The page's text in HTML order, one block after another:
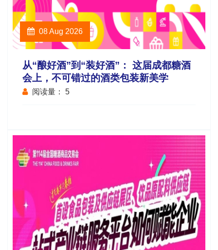
08 Aug 2026
从“酿好酒”到“装好酒”： 这届成都糖酒
会上，不可错过的酒类包装新美学
阅读量： 5